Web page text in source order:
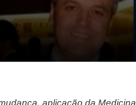
aplicação da Medicina